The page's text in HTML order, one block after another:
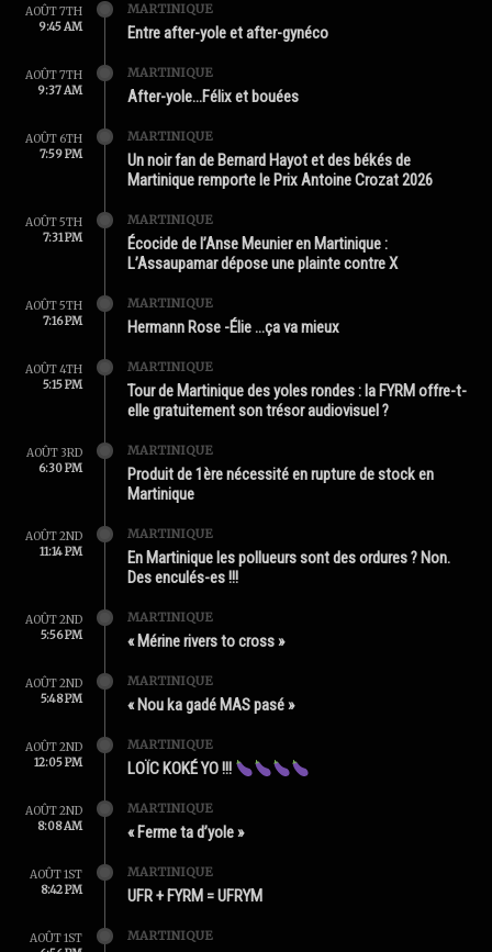
AOÛT 7TH
9:45 AM
MARTINIQUE
Entre after-yole et after-gynéco
AOÛT 7TH
9:37 AM
MARTINIQUE
After-yole…Félix et bouées
AOÛT 6TH
7:59 PM
MARTINIQUE
Un noir fan de Bernard Hayot et des békés de
Martinique remporte le Prix Antoine Crozat 2026
AOÛT 5TH
7:31 PM
MARTINIQUE
Écocide de l’Anse Meunier en Martinique :
L’Assaupamar dépose une plainte contre X
AOÛT 5TH
7:16 PM
MARTINIQUE
Hermann Rose -Élie …ça va mieux
AOÛT 4TH
5:15 PM
MARTINIQUE
Tour de Martinique des yoles rondes : la FYRM offre-t-
elle gratuitement son trésor audiovisuel ?
AOÛT 3RD
6:30 PM
MARTINIQUE
Produit de 1ère nécessité en rupture de stock en
Martinique
AOÛT 2ND
11:14 PM
MARTINIQUE
En Martinique les pollueurs sont des ordures ? Non.
Des enculés-es !!!
AOÛT 2ND
5:56 PM
MARTINIQUE
« Mérine rivers to cross »
AOÛT 2ND
5:48 PM
MARTINIQUE
« Nou ka gadé MAS pasé »
AOÛT 2ND
12:05 PM
MARTINIQUE
LOÏC KOKÉ YO !!!
AOÛT 2ND
8:08 AM
MARTINIQUE
« Ferme ta d’yole »
AOÛT 1ST
8:42 PM
MARTINIQUE
UFR + FYRM = UFRYM
AOÛT 1ST
MARTINIQUE